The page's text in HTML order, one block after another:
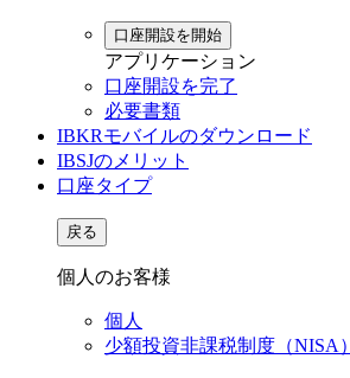
口座開設を開始
アプリケーション
口座開設を完了
必要書類
IBKRモバイルのダウンロード
IBSJのメリット
口座タイプ
戻る
個人のお客様
個人
少額投資非課税制度（NISA）